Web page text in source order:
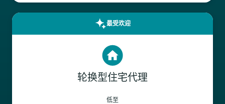
最受欢迎
轮换型住宅代理
低至